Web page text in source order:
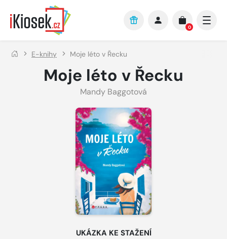
Přejít na hlavní obsah
0
E-knihy Moje léto v Řecku
Moje léto v Řecku
Mandy Baggotová
UKÁZKA KE STAŽENÍ